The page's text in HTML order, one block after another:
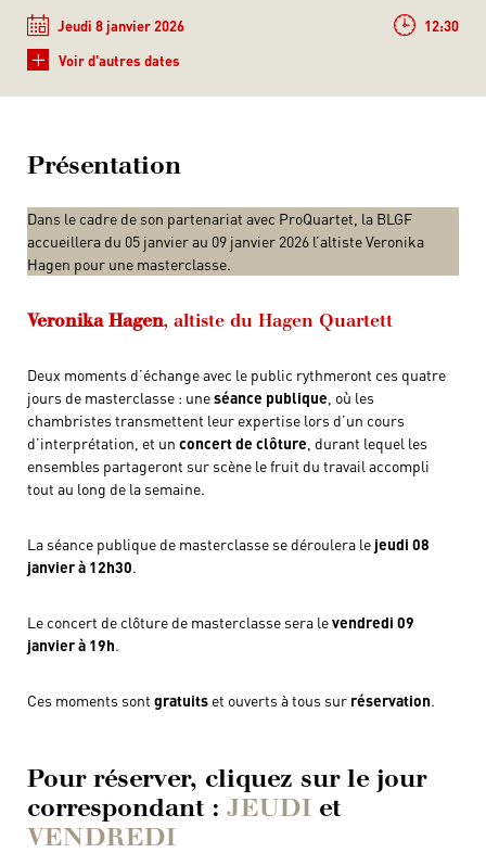
Jeudi 8 janvier 2026 12:30
+ Voir d'autres dates
Présentation
Dans le cadre de son partenariat avec ProQuartet, la BLGF
accueillera du 05 janvier au 09 janvier 2026 l’altiste Veronika
Hagen pour une masterclasse.
Veronika Hagen, altiste du Hagen Quartett
Deux moments d’échange avec le public rythmeront ces quatre
jours de masterclasse : uneséance publique , où les
chambristes transmettent leur expertise lors d’un cours
d’interprétation, et un concert de clôture , durant lequel les
ensembles partageront sur scène le fruit du travail accompli
tout au long de la semaine.
La séance publique de masterclasse se déroulera le jeudi 08
janvier à 12h30.
Le concert de clôture de masterclasse sera levendredi 09
janvier à 19h.
Ces moments sont gratuits et ouverts à tous sur réservation.
Pour réserver, cliquez sur le jour
correspondant : JEUDI et
VENDREDI